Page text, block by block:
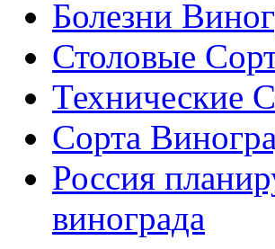
Болезни
Столовые
Технические
Сорта
Россия
винограда